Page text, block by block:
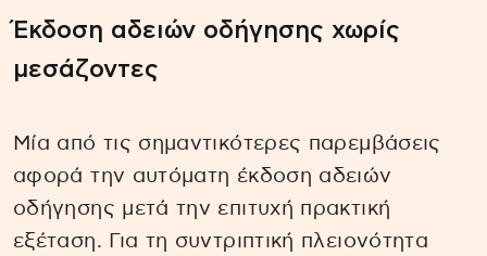
Έκδοση αδειών οδήγησης χωρίς
μεσάζοντες
Μία από τις σημαντικότερες παρεμβάσεις
αφορά την αυτόματη έκδοση αδειών
οδήγησης μετά την επιτυχή πρακτική
εξέταση. Για τη συντριπτική πλειονότητα